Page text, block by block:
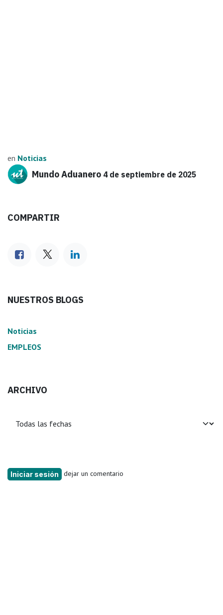
en Noticias
Mundo Aduanero 4 de septiembre de 2025
COMPARTIR
NUESTROS BLOGS
Noticias
EMPLEOS
ARCHIVO
Iniciar sesión dejar un comentario